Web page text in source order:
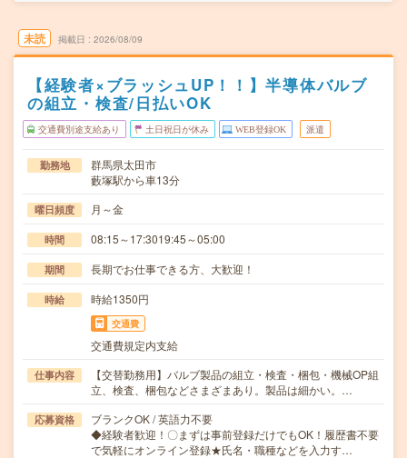
未読 掲載日 2026/08/09
【経験者×ブラッシュUP！！】半導体バルブ
の組立・検査/日払いOK
交通費別途支給あり 土日祝日が休み WEB登録OK 派遣
勤務地
群馬県太田市
藪塚駅から車13分
曜日頻度 月～金
時間 08:15～17:3019:45～05:00
期間 長期でお仕事できる方、大歓迎！
時給 時給1350円
交通費
交通費規定内支給
仕事内容
【交替勤務用】バルブ製品の組立・検査・梱包・機械OP組
立、検査、梱包などさまざまあり。製品は細かい。…
応募資格
ブランクOK / 英語力不要
◆経験者歓迎！〇まずは事前登録だけでもOK！履歴書不要
で気軽にオンライン登録★氏名・職種などを入力す…